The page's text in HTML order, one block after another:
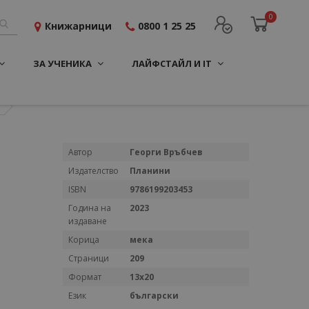
0
Книжарници 0800 1 25 25
ЗА УЧЕНИКА ЛАЙФСТАЙЛ И IT
Повече
Автор
Георги Връбчев
Издателство
Планини
ISBN
9786199203453
Година на
издаване
2023
Корица
мека
Страници
209
Формат
13x20
Език
български